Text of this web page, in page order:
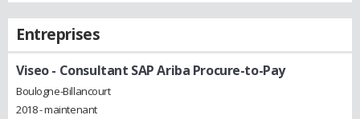
Entreprises
Viseo- Consultant SAP Ariba Procure-to-Pay
Boulogne-Billancourt
2018 - maintenant